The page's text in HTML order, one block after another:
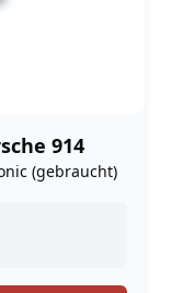
914
(gebraucht)